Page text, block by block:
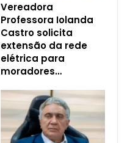
Vereadora
Professora Iolanda
Castro solicita
extensão da rede
elétrica para
moradores…